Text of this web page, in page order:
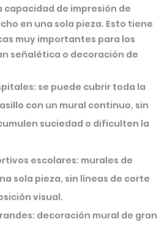
de impresión de
en una sola pieza. Esto tiene
muy importantes para los
señalética o decoración de
se puede cubrir toda la
con un mural continuo, sin
suciedad o dificulten la
escolares: murales de
sola pieza, sin líneas de corte
visual.
decoración mural de gran